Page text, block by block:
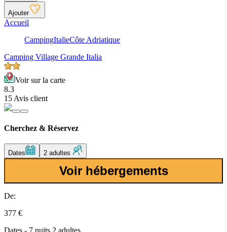
Ajouter
Accueil
CampingItalieCôte Adriatique
Camping Village Grande Italia
Voir sur la carte
8.3
15 Avis client
Cherchez & Réservez
Dates 2 adultes
Voir hébergements
De:
377 €